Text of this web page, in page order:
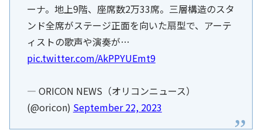
ーナ。地上9階、座席数2万33席。三層構造のスタ
ンド全席がステージ正面を向いた扇型で、アーテ
ィストの歌声や演奏が…
pic.twitter.com/AkPPYUEmt9
— ORICON NEWS（オリコンニュース）
(@oricon) September 22, 2023